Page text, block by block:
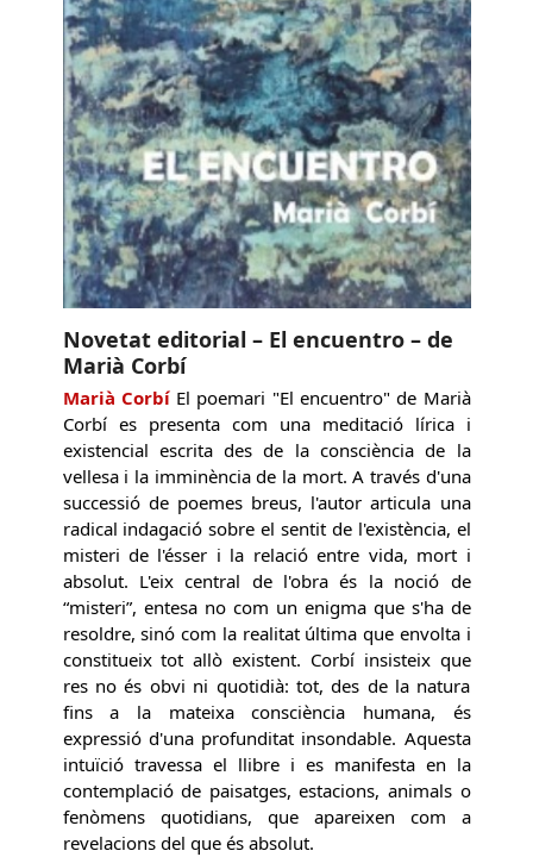
Novetat editorial – El encuentro – de
Marià Corbí
Marià CorbíEl poemari "El encuentro" de Marià
Corbí es presenta com una meditació lírica i
existencial escrita des de la consciència de la
vellesa i la imminència de la mort. A través d'una
successió de poemes breus, l'autor articula una
radical indagació sobre el sentit de l'existència, el
misteri de l'ésser i la relació entre vida, mort i
absolut. L'eix central de l'obra és la noció de
“misteri”, entesa no com un enigma que s'ha de
resoldre, sinó com la realitat última que envolta i
constitueix tot allò existent. Corbí insisteix que
res no és obvi ni quotidià: tot, des de la natura
fins a la mateixa consciència humana, és
expressió d'una profunditat insondable. Aquesta
intuïció travessa el llibre i es manifesta en la
contemplació de paisatges, estacions, animals o
fenòmens quotidians, que apareixen com a
revelacions del que és absolut.